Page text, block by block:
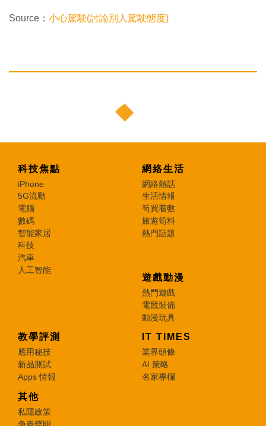
Source： 小心駕駛(討論別人駕駛態度)
科技焦點
iPhone
5G流動
電腦
數碼
智能家居
科技
汽車
人工智能
網絡生活
網絡熱話
生活情報
筍買着數
旅遊筍料
熱門話題
遊戲動漫
熱門遊戲
電競裝備
動漫玩具
教學評測
應用秘技
新品測試
Apps 情報
IT TIMES
業界頭條
AI 策略
名家專欄
其他
私隱政策
免責聲明